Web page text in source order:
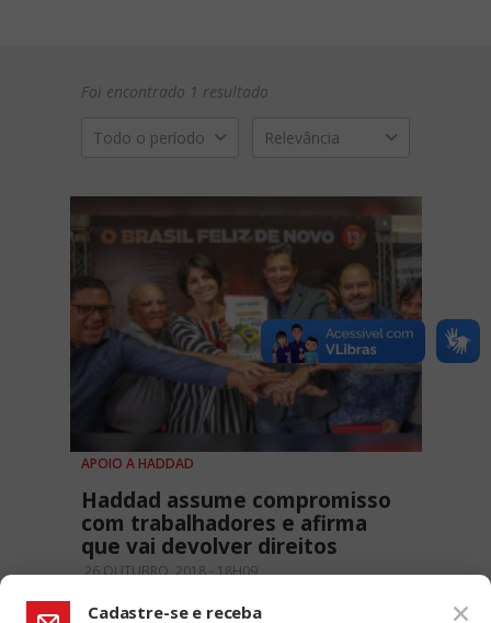
Foi encontrado 1 resultado
Todo o período Relevância
APOIO A HADDAD
Haddad assume compromisso
com trabalhadores e afirma
que vai devolver direitos
26 OUTUBRO, 2018 - 18H09
Cadastre-se e receba